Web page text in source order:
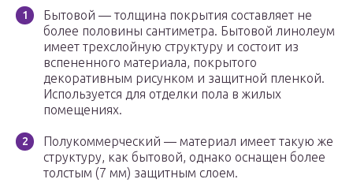
Бытовой — толщина покрытия составляет не
более половины сантиметра. Бытовой линолеум
имеет трехслойную структуру и состоит из
вспененного материала, покрытого
декоративным рисунком и защитной пленкой.
Используется для отделки пола в жилых
помещениях.
Полукоммерческий — материал имеет такую же
структуру, как бытовой, однако оснащен более
толстым (7 мм) защитным слоем.